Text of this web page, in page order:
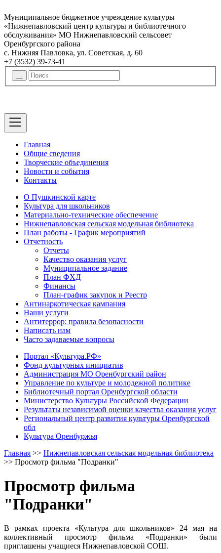
Муниципальное бюджетное учреждение культуры
«Нижнепавловский центр культуры и библиотечного
обслуживания» МО Нижнепавловский сельсовет
Оренбургского района
с. Нижняя Павловка, ул. Советская, д. 60
+7 (3532) 39-73-41
Главная
Общие сведения
Творческие объединения
Новости и события
Контакты
О Пушкинской карте
Культура для школьников
Материально-технические обеспечение
Нижнепавловская сельская модельная библиотека
План работы - График мероприятий
Отчетность
Отчеты
Качество оказания услуг
Муниципальное задание
План ФХД
Финансы
План-график закупок и Реестр
Антинаркотическая кампания
Наши услуги
Антитеррор: правила безопасности
Написать нам
Часто задаваемые вопросы
Портал «Культура.РФ»
Фонд культурных инициатив
Администрация МО Оренбургский район
Управление по культуре и молодежной политике
Библиотечный портал Оренбургской области
Министерство Культуры Российской Федерации
Результаты независимой оценки качества оказания услуг
Региональный центр развития культуры Оренбургской
обл
Культура Оренбуржья
Главная >> Нижнепавловская сельская модельная библиотека
>> Просмотр фильма "Подранки"
Просмотр фильма
"Подранки"
В рамках проекта «Культура для школьников» 24 мая на
коллективный просмотр фильма «Подранки» были
приглашены учащиеся Нижнепавловской СОШ.